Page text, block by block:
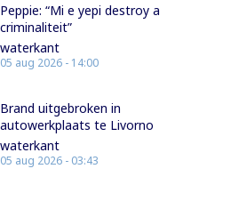
Peppie: “Mi e yepi destroy a
criminaliteit”
waterkant
05 aug 2026 - 14:00
Brand uitgebroken in
autowerkplaats te Livorno
waterkant
05 aug 2026 - 03:43